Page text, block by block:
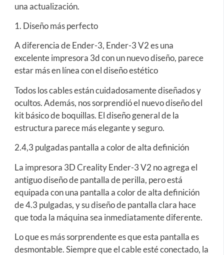
una actualización.
1. Diseño más perfecto
A diferencia de Ender-3, Ender-3 V2 es una
excelente impresora 3d con un nuevo diseño, parece
estar más en línea con el diseño estético
Todos los cables están cuidadosamente diseñados y
ocultos. Además, nos sorprendió el nuevo diseño del
kit básico de boquillas. El diseño general de la
estructura parece más elegante y seguro.
2.4,3 pulgadas pantalla a color de alta definición
La impresora 3D Creality Ender-3 V2 no agrega el
antiguo diseño de pantalla de perilla, pero está
equipada con una pantalla a color de alta definición
de 4.3 pulgadas, y su diseño de pantalla clara hace
que toda la máquina sea inmediatamente diferente.
Lo que es más sorprendente es que esta pantalla es
desmontable. Siempre que el cable esté conectado, la